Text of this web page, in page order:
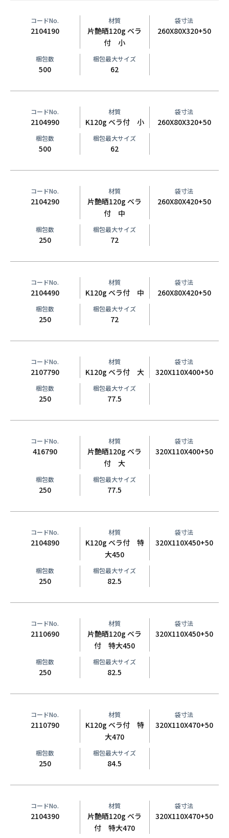
コードNo.
2104190
材質
片艶晒120g ベラ
付 小
袋寸法
260X80X320+50
梱包数
500
梱包最大サイズ
62
コードNo.
2104990
材質
K120g ベラ付 小
袋寸法
260X80X320+50
梱包数
500
梱包最大サイズ
62
コードNo.
2104290
材質
片艶晒120g ベラ
付 中
袋寸法
260X80X420+50
梱包数
250
梱包最大サイズ
72
コードNo.
2104490
材質
K120g ベラ付 中
袋寸法
260X80X420+50
梱包数
250
梱包最大サイズ
72
コードNo.
2107790
材質
K120g ベラ付 大
袋寸法
320X110X400+50
梱包数
250
梱包最大サイズ
77.5
コードNo.
416790
材質
片艶晒120g ベラ
付 大
袋寸法
320X110X400+50
梱包数
250
梱包最大サイズ
77.5
コードNo.
2104890
材質
K120g ベラ付 特
大450
袋寸法
320X110X450+50
梱包数
250
梱包最大サイズ
82.5
コードNo.
2110690
材質
片艶晒120g ベラ
付 特大450
袋寸法
320X110X450+50
梱包数
250
梱包最大サイズ
82.5
コードNo.
2110790
材質
K120g ベラ付 特
大470
袋寸法
320X110X470+50
梱包数
250
梱包最大サイズ
84.5
コードNo.
2104390
材質
片艶晒120g ベラ
付 特大470
袋寸法
320X110X470+50